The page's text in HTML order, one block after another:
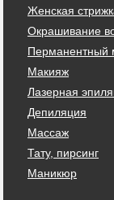
Женская
Окрашивание
Перманентный
Макияж
Лазерная
Депиляция
Массаж
Тату, пирсинг
Маникюр